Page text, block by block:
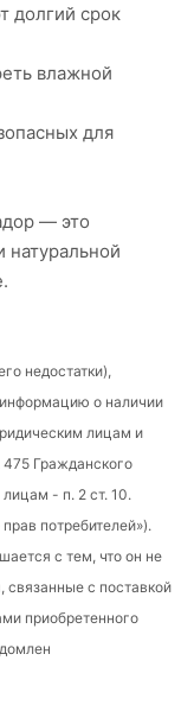
долгий срок
влажной
для
— это
натуральной
недостатки),
о наличии
лицам и
Гражданского
- п. 2 ст. 10.
потребителей»).
с тем, что он не
связанные с поставкой
приобретенного